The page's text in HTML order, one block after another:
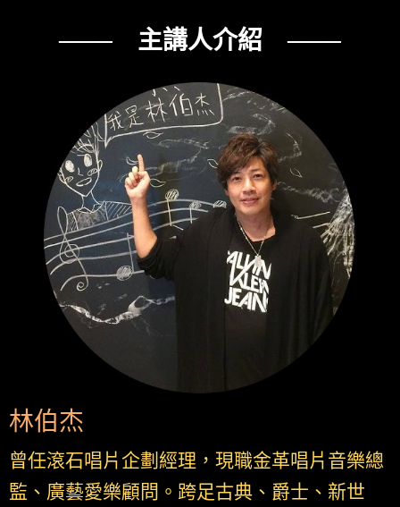
─── 主講人介紹 ───
林伯杰
曾任滾石唱片企劃經理，現職金革唱片音樂總
監、廣藝愛樂顧問。跨足古典、爵士、新世